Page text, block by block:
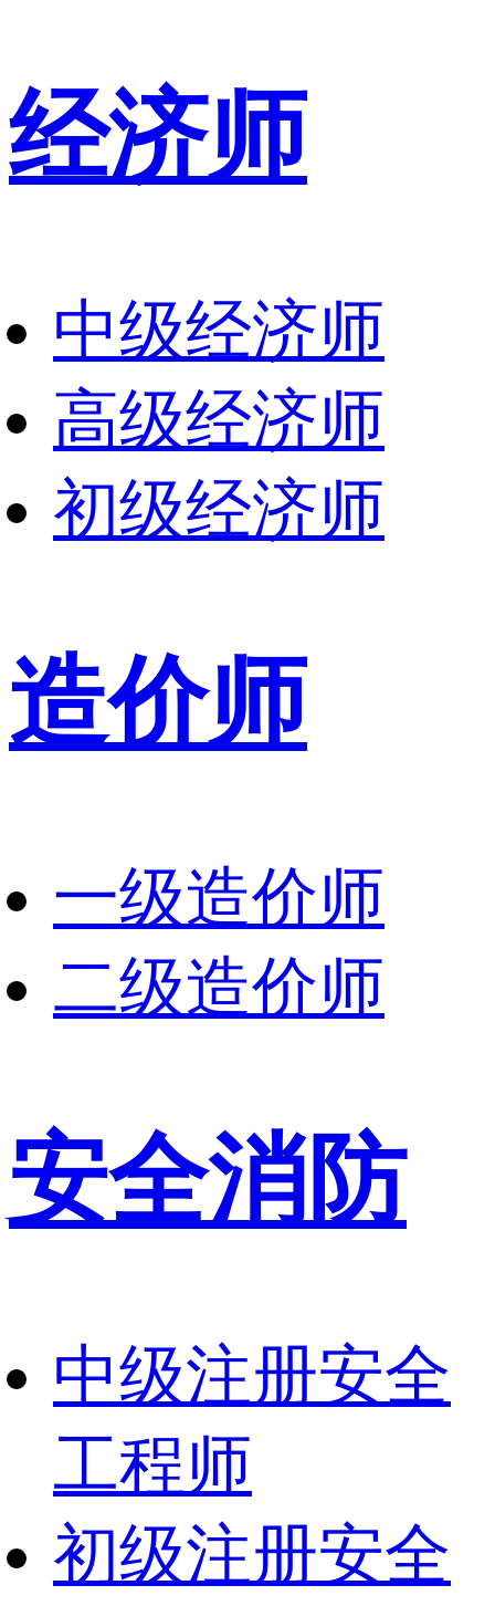
经济师
中级经济师
高级经济师
初级经济师
造价师
一级造价师
二级造价师
安全消防
中级注册安全
工程师
初级注册安全